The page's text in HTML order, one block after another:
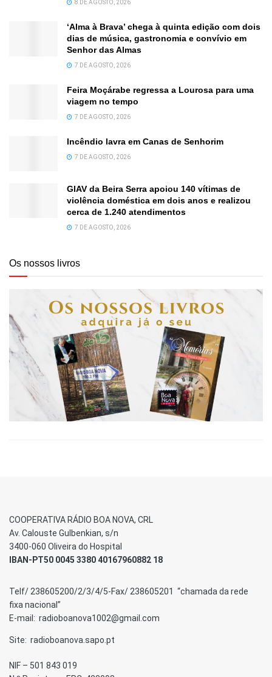
8 DE AGOSTO, 2026
‘Alma à Brava’ chega à quinta edição com dois
dias de música, gastronomia e convívio em
Senhor das Almas
7 DE AGOSTO, 2026
Feira Moçárabe regressa a Lourosa para uma
viagem no tempo
7 DE AGOSTO, 2026
Incêndio lavra em Canas de Senhorim
7 DE AGOSTO, 2026
GIAV da Beira Serra apoiou 140 vítimas de
violência doméstica em dois anos e realizou
cerca de 1.240 atendimentos
7 DE AGOSTO, 2026
Os nossos livros
COOPERATIVA RÁDIO BOA NOVA, CRL
Av. Calouste Gulbenkian, s/n
3400-060 Oliveira do Hospital
IBAN-PT50 0045 3380 40167960882 18
Telf/ 238605200/2/3/4/5-Fax/ 238605201 “chamada da rede
fixa nacional”
E-mail: radioboanova1002@gmail.com
Site: radioboanova.sapo.pt
NIF – 501 843 019